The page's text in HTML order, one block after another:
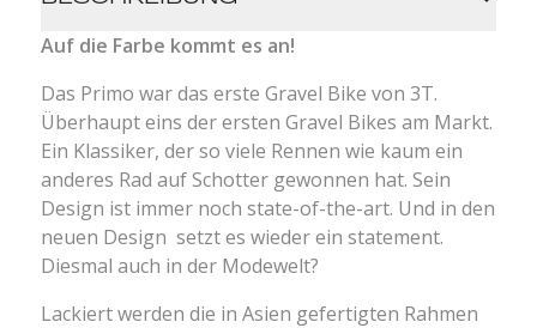
Auf die Farbe kommt es an!
Das Primo war das erste Gravel Bike von 3T.
Überhaupt eins der ersten Gravel Bikes am Markt.
Ein Klassiker, der so viele Rennen wie kaum ein
anderes Rad auf Schotter gewonnen hat. Sein
Design ist immer noch state-of-the-art. Und in den
neuen Design setzt es wieder ein statement.
Diesmal auch in der Modewelt?
Lackiert werden die in Asien gefertigten Rahmen